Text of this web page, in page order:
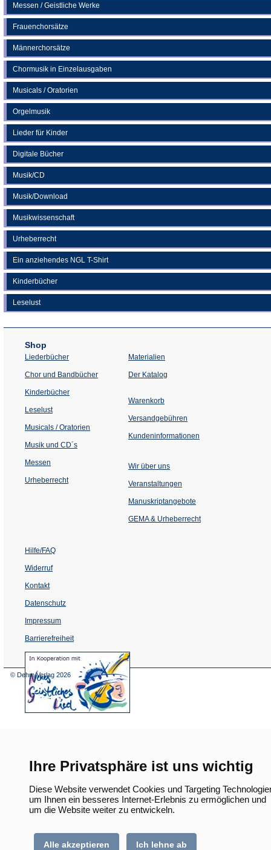
Ihre Privatsphäre ist uns wichtig
Diese Website verwendet Cookies und Targeting
um Ihnen ein besseres Internet-Erlebnis zu ermöglichen und
um die Website weiter zu entwickeln.
Alle akzeptieren Ich lehne ab
Messen / Geistliche Werke
Frauenchorsätze
Männerchorsätze
Chormusik in Einzelausgaben
Musicals / Oratorien
Orgelmusik
Lieder für Kinder
Digitale Bücher
Musik/CD
Musik/Download
Musikwissenschaft
Urheberrecht
Ein anziehendes NGL T-Shirt
Kinderbücher
Leselust
Shop
Liederbücher
Chor und Bandbücher
Kinderbücher
Leselust
Musicals / Oratorien
Musik und CD´s
Messen
Urheberrecht
Materialien
Der Katalog
Warenkorb
Versandgebühren
Kundeninformationen
Wir über uns
Veranstaltungen
einem
Tab)
Manuskriptangebote
GEMA & Urheberrecht
Hilfe/FAQ
Widerruf
Kontakt
Datenschutz
Impressum
Barrierefreiheit
(Öffnet
in
© Dehm Verlag 2026